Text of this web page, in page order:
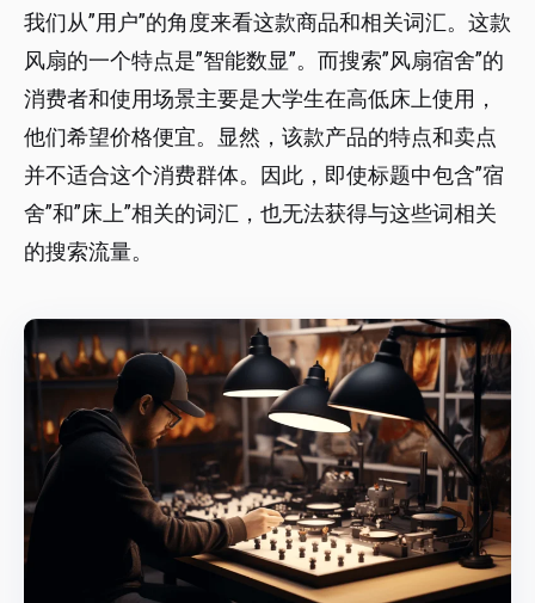
我们从”用户”的角度来看这款商品和相关词汇。这款
风扇的一个特点是”智能数显”。而搜索”风扇宿舍”的
消费者和使用场景主要是大学生在高低床上使用，
他们希望价格便宜。显然，该款产品的特点和卖点
并不适合这个消费群体。因此，即使标题中包含”宿
舍”和”床上”相关的词汇，也无法获得与这些词相关
的搜索流量。